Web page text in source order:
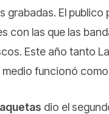
grabadas. El
con las que las
Este año tanto
funcionó
dio el